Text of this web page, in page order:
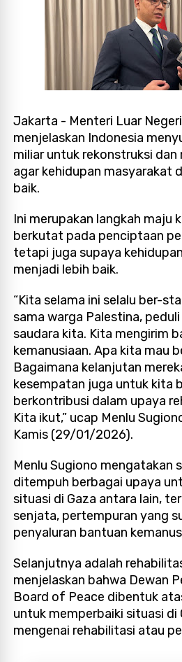
Jakarta - Menteri Luar
menjelaskan Indonesia
miliar untuk rekonstruksi dan
agar kehidupan masyarakat
baik.
Ini merupakan langkah maju
berkutat pada penciptaan
tetapi juga supaya
menjadi lebih baik.
“Kita selama ini selalu ber-
sama warga Palestina,
saudara kita. Kita mengirim
kemanusiaan. Apa kita mau
Bagaimana kelanjutan
kesempatan juga untuk kita
berkontribusi dalam upaya
Kita ikut,” ucap Menlu
Kamis (29/01/2026).
Menlu Sugiono mengatakan
ditempuh berbagai upaya
situasi di Gaza antara lain,
senjata, pertempuran yang
penyaluran bantuan
Selanjutnya adalah
menjelaskan bahwa Dewan
Board of Peace dibentuk
untuk memperbaiki situasi di
mengenai rehabilitasi atau